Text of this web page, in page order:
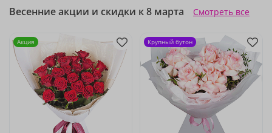
Весенние акции и скидки к 8 марта Смотреть все
Акция Крупный бутон